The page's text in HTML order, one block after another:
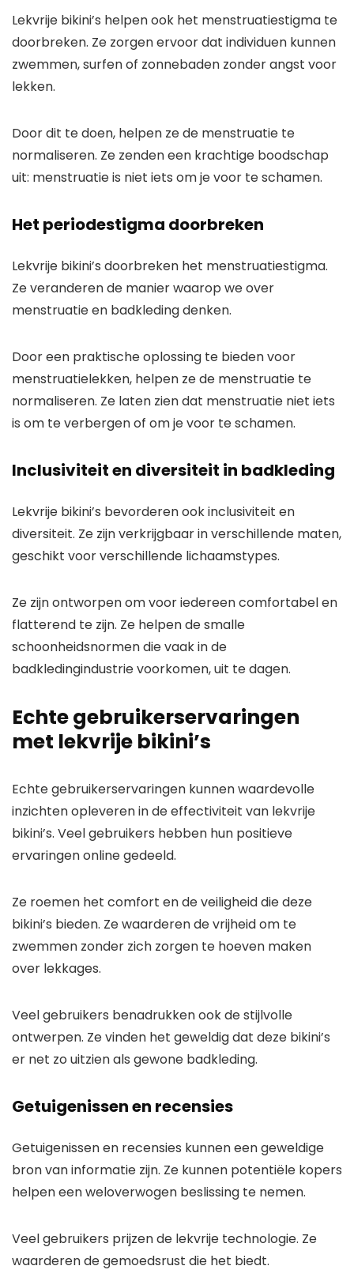
Lekvrije bikini’s helpen ook het menstruatiestigma te
doorbreken. Ze zorgen ervoor dat individuen kunnen
zwemmen, surfen of zonnebaden zonder angst voor
lekken.
Door dit te doen, helpen ze de menstruatie te
normaliseren. Ze zenden een krachtige boodschap
uit: menstruatie is niet iets om je voor te schamen.
Het periodestigma doorbreken
Lekvrije bikini’s doorbreken het menstruatiestigma.
Ze veranderen de manier waarop we over
menstruatie en badkleding denken.
Door een praktische oplossing te bieden voor
menstruatielekken, helpen ze de menstruatie te
normaliseren. Ze laten zien dat menstruatie niet iets
is om te verbergen of om je voor te schamen.
Inclusiviteit en diversiteit in badkleding
Lekvrije bikini’s bevorderen ook inclusiviteit en
diversiteit. Ze zijn verkrijgbaar in verschillende maten,
geschikt voor verschillende lichaamstypes.
Ze zijn ontworpen om voor iedereen comfortabel en
flatterend te zijn. Ze helpen de smalle
schoonheidsnormen die vaak in de
badkledingindustrie voorkomen, uit te dagen.
Echte gebruikerservaringen
met lekvrije bikini’s
Echte gebruikerservaringen kunnen waardevolle
inzichten opleveren in de effectiviteit van lekvrije
bikini’s. Veel gebruikers hebben hun positieve
ervaringen online gedeeld.
Ze roemen het comfort en de veiligheid die deze
bikini’s bieden. Ze waarderen de vrijheid om te
zwemmen zonder zich zorgen te hoeven maken
over lekkages.
Veel gebruikers benadrukken ook de stijlvolle
ontwerpen. Ze vinden het geweldig dat deze bikini’s
er net zo uitzien als gewone badkleding.
Getuigenissen en recensies
Getuigenissen en recensies kunnen een geweldige
bron van informatie zijn. Ze kunnen potentiële kopers
helpen een weloverwogen beslissing te nemen.
Veel gebruikers prijzen de lekvrije technologie. Ze
waarderen de gemoedsrust die het biedt.